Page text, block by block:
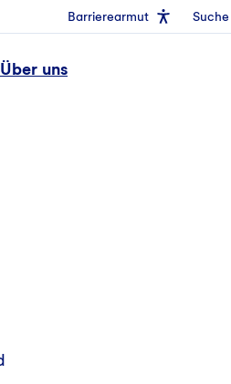
Barrierearmut Suche
uns